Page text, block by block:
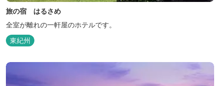
旅の宿 はるさめ
全室が離れの一軒屋のホテルです。
東紀州